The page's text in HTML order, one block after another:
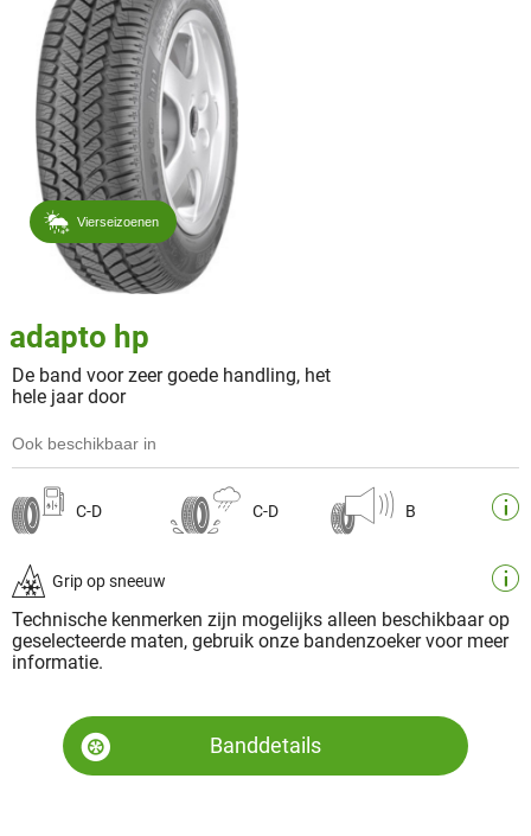
Vierseizoenen
adapto hp
De band voor zeer goede handling, het
hele jaar door
Ook beschikbaar in
C-D C-D B
Grip op sneeuw
Technische kenmerken zijn mogelijks alleen beschikbaar op
geselecteerde maten, gebruik onze bandenzoeker voor meer
informatie.
Banddetails